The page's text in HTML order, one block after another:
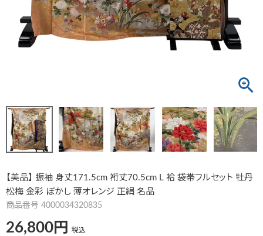
【美品】 振袖 身丈171.5cm 裄丈70.5cm L 袷 袋帯フルセット 牡丹
松梅 金彩 ぼかし 薄オレンジ 正絹 名品
商品番号 4000034320835
26,800 税込